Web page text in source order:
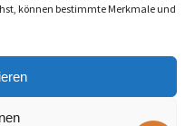
können bestimmte Merkmale und